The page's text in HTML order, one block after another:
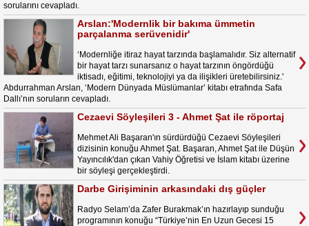
sorularını cevapladı.
Arslan:'Modernlik bir bakıma ümmetin
parçalanma serüvenidir'
‘Modernliğe itiraz hayat tarzında başlamalıdır. Siz alternatif
bir hayat tarzı sunarsanız o hayat tarzının öngördüğü
iktisadı, eğitimi, teknolojiyi ya da ilişikleri üretebilirsiniz.'
Abdurrahman Arslan, ‘Modern Dünyada Müslümanlar’ kitabı etrafında Safa
Dallı’nın soruların cevapladı.
Cezaevi Söyleşileri 3 - Ahmet Şat ile röportaj
Mehmet Ali Başaran'ın sürdürdüğü Cezaevi Söyleşileri
dizisinin konuğu Ahmet Şat. Başaran, Ahmet Şat ile Düşün
Yayıncılık'dan çıkan Vahiy Öğretisi ve İslam kitabı üzerine
bir söyleşi gerçekleştirdi.
Darbe Girişiminin arkasındaki dış güçler
Radyo Selam’da Zafer Burakmak’ın hazırlayıp sunduğu
programının konuğu “Türkiye’nin En Uzun Gecesi 15